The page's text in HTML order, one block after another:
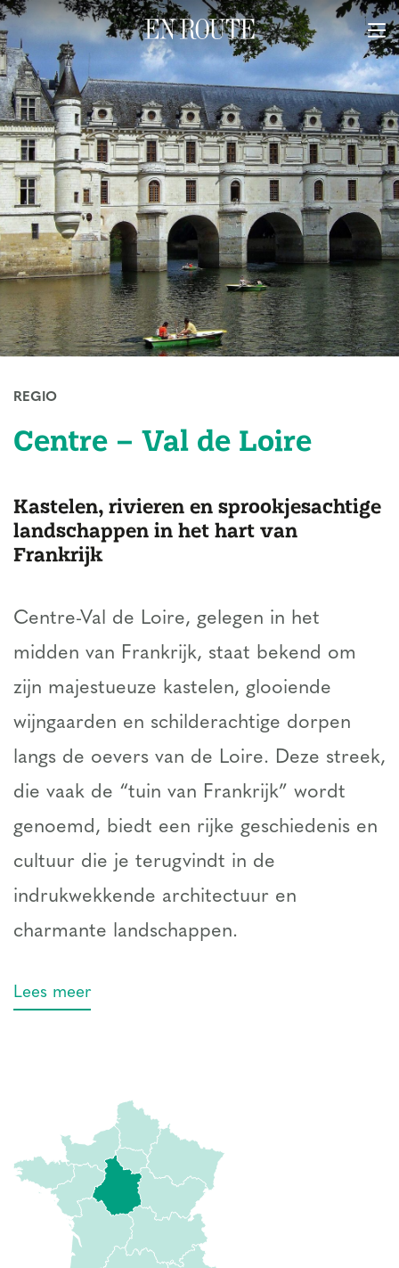
REGIO
Centre – Val de Loire
Kastelen, rivieren en sprookjesachtige
landschappen in het hart van
Frankrijk
Centre-Val de Loire, gelegen in het
midden van Frankrijk, staat bekend om
zijn majestueuze kastelen, glooiende
wijngaarden en schilderachtige dorpen
langs de oevers van de Loire. Deze streek,
die vaak de “tuin van Frankrijk” wordt
genoemd, biedt een rijke geschiedenis en
cultuur die je terugvindt in de
indrukwekkende architectuur en
charmante landschappen.
Lees meer